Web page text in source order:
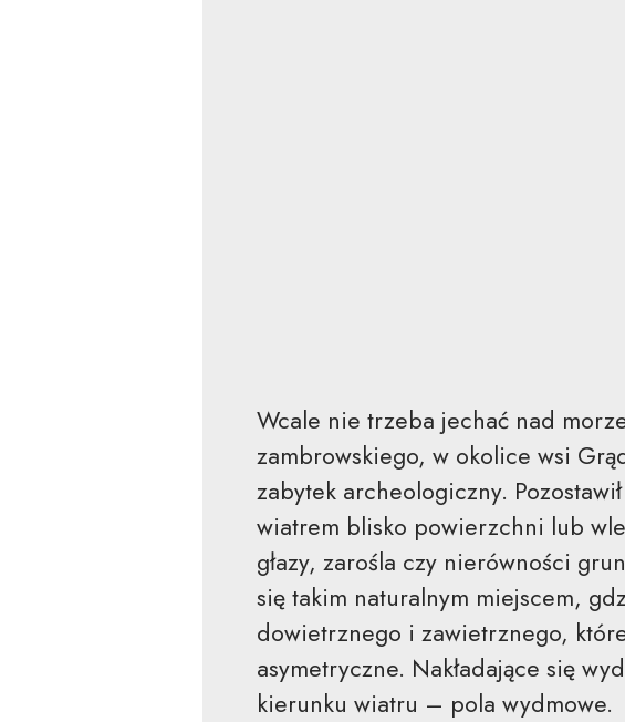
Wcale nie trzeba jechać nad
zambrowskiego, w okolice wsi
zabytek archeologiczny.
wiatrem blisko powierzchni lub
głazy, zarośla czy nierówności
się takim naturalnym miejscem,
dowietrznego i zawietrznego,
asymetryczne. Nakładające się
kierunku wiatru – pola wydmowe.